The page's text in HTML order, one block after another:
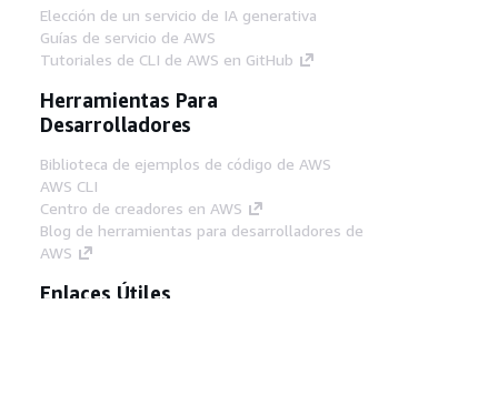
Elección de un servicio de IA generativa
Guías de servicio de AWS
Tutoriales de CLI de AWS en GitHub
Herramientas Para
Desarrolladores
Biblioteca de ejemplos de código de AWS
AWS CLI
Centro de creadores en AWS
Blog de herramientas para desarrolladores de
AWS
Enlaces Útiles